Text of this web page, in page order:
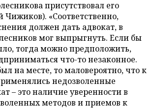
присутствовал его
Чижиков). «Соответственно,
должен дать адвокат, в
мог выпрыгнуть. Если бы
тогда можно предположить,
что-то незаконное.
на месте, то маловероятно, что к
недозволенные
– это наличие уверенности в
методов и приемов к